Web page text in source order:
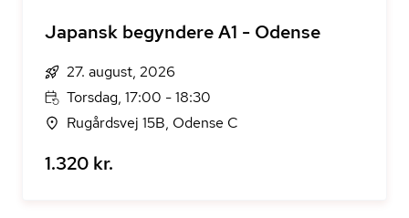
Japansk begyndere A1 - Odense
27. august, 2026
Torsdag, 17:00 - 18:30
Rugårdsvej 15B, Odense C
1.320 kr.